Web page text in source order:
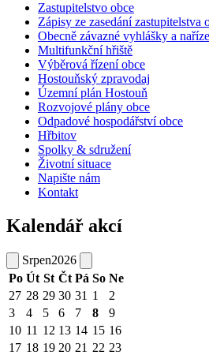
Zastupitelstvo obce
Zápisy ze zasedání zastupitelstva
Obecně závazné vyhlášky a
Multifunkční hřiště
Výběrová řízení obce
Hostouňský zpravodaj
Územní plán Hostouň
Rozvojové plány obce
Odpadové hospodářství obce
Hřbitov
Spolky & sdružení
Životní situace
Napište nám
Kontakt
Kalendář akcí
Srpen2026
Po Út St Čt Pá So Ne
27 28 29 30 31 1
2
3
4 5 6 7 8
9
10 11 12 13 14 15 16
17 18 19 20 21 22 23